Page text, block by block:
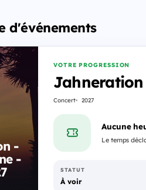
d'événements
-
-
VOTRE PROGRESSION
Concert 2027
Aucune
Le temps
STATUT
À voir